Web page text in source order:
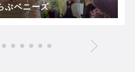
ぶベニーズ